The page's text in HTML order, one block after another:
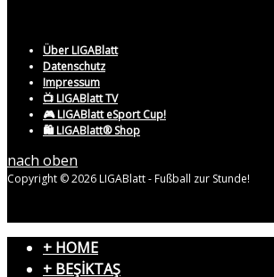
Über LIGABlatt
Datenschutz
Impressum
📺 LIGABlatt TV
🎮 LIGABlatt eSport Cup!
🛍️ LIGABlatt® Shop
nach oben
Copyright © 2026 LIGABlatt - Fußball zur Stunde!
+ HOME
+ BEŞİKTAŞ